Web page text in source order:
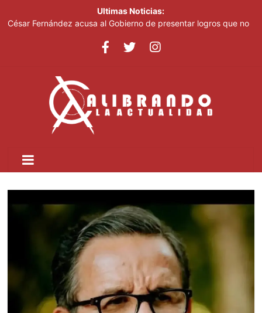
Ultimas Noticias:
César Fernández acusa al Gobierno de presentar logros que no
Cuatro personas mueren tras estrellarse un helicóptero en área
Controlan incendio en inmediaciones de vertedero en Cancino
Johnny Pujols: "Hay decenas de miles de ciudadanos que
quieren inscribirse en el PLD"